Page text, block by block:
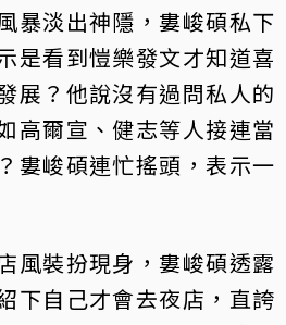
暴淡出神隱，婁峻碩私下
是看到愷樂發文才知道喜
展？他說沒有過問私人的
高爾宣、健志等人接連當
婁峻碩連忙搖頭，表示一
風裝扮現身，婁峻碩透露
下自己才會去夜店，直誇